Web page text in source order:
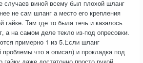
случаев виной всему был плохой шланг
не сам шланг а место его крепления
гайке. Там где то была течь и казалось
а на самом деле текло из-под опресовки.
примерно 1 из 5.Если шланг
проблемы что я описал) и прокладка под